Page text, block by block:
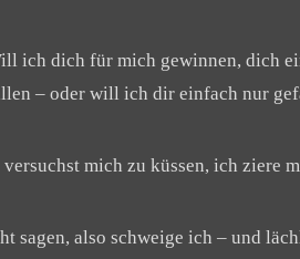
ich dich für mich gewinnen, dich
– oder will ich dir einfach nur
mich zu küssen, ich ziere
sagen, also schweige ich – und